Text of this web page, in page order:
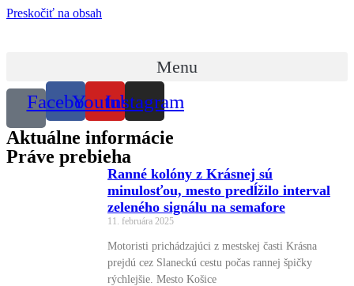
Preskočiť na obsah
Menu
FacebookYoutubeInstagram
Aktuálne informácie
Práve prebieha
Ranné kolóny z Krásnej sú
minulosťou, mesto predĺžilo interval
zeleného signálu na semafore
11. februára 2025
Motoristi prichádzajúci z mestskej časti Krásna
prejdú cez Slaneckú cestu počas rannej špičky
rýchlejšie. Mesto Košice